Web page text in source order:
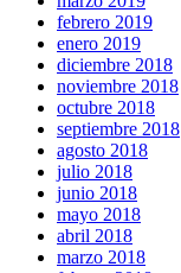
febrero 2019
enero 2019
diciembre 2018
noviembre 2018
octubre 2018
septiembre 2018
agosto 2018
julio 2018
junio 2018
mayo 2018
abril 2018
marzo 2018